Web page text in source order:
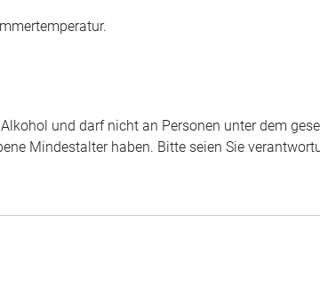
und darf nicht an Personen unter dem
Mindestalter haben. Bitte seien Sie